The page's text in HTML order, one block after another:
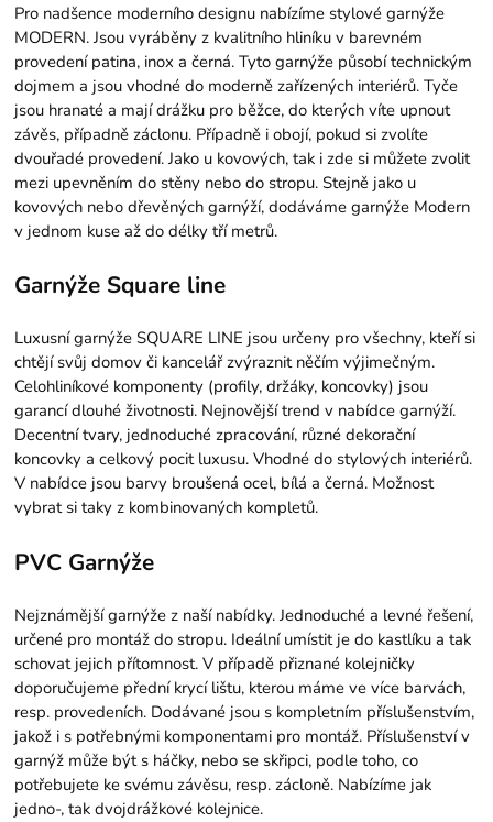
Pro nadšence moderního designu nabízíme stylové garnýže
MODERN. Jsou vyráběny z kvalitního hliníku v barevném
provedení patina, inox a černá. Tyto garnýže působí technickým
dojmem a jsou vhodné do moderně zařízených interiérů. Tyče
jsou hranaté a mají drážku pro běžce, do kterých víte upnout
závěs, případně záclonu. Případně i obojí, pokud si zvolíte
dvouřadé provedení. Jako u kovových, tak i zde si můžete zvolit
mezi upevněním do stěny nebo do stropu. Stejně jako u
kovových nebo dřevěných garnýží, dodáváme garnýže Modern
v jednom kuse až do délky tří metrů.
Garnýže Square line
Luxusní garnýže SQUARE LINE jsou určeny pro všechny, kteří si
chtějí svůj domov či kancelář zvýraznit něčím výjimečným.
Celohliníkové komponenty (profily, držáky, koncovky) jsou
garancí dlouhé životnosti. Nejnovější trend v nabídce garnýží.
Decentní tvary, jednoduché zpracování, různé dekorační
koncovky a celkový pocit luxusu. Vhodné do stylových interiérů.
V nabídce jsou barvy broušená ocel, bílá a černá. Možnost
vybrat si taky z kombinovaných kompletů.
PVC Garnýže
Nejznámější garnýže z naší nabídky. Jednoduché a levné řešení,
určené pro montáž do stropu. Ideální umístit je do kastlíku a tak
schovat jejich přítomnost. V případě přiznané kolejničky
doporučujeme přední krycí lištu, kterou máme ve více barvách,
resp. provedeních. Dodávané jsou s kompletním příslušenstvím,
jakož i s potřebnými komponentami pro montáž. Příslušenství v
garnýž může být s háčky, nebo se skřipci, podle toho, co
potřebujete ke svému závěsu, resp. zácloně. Nabízíme jak
jedno-, tak dvojdrážkové kolejnice.